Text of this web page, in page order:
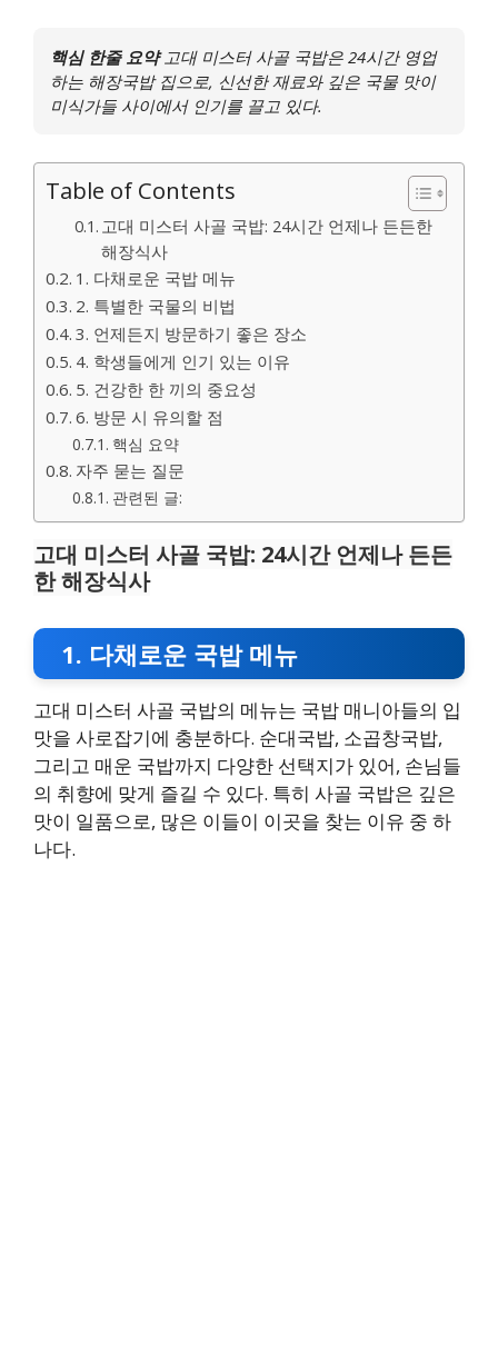
핵심 한줄 요약고대 미스터 사골 국밥은 24시간 영업
하는 해장국밥 집으로, 신선한 재료와 깊은 국물 맛이
미식가들 사이에서 인기를 끌고 있다.
Table of Contents
고대 미스터 사골 국밥: 24시간 언제나 든든한
해장식사
1. 다채로운 국밥 메뉴
2. 특별한 국물의 비법
3. 언제든지 방문하기 좋은 장소
4. 학생들에게 인기 있는 이유
5. 건강한 한 끼의 중요성
6. 방문 시 유의할 점
핵심 요약
자주 묻는 질문
관련된 글:
고대 미스터 사골 국밥: 24시간 언제나 든든
한 해장식사
1. 다채로운 국밥 메뉴
고대 미스터 사골 국밥의 메뉴는 국밥 매니아들의 입
맛을 사로잡기에 충분하다. 순대국밥, 소곱창국밥,
그리고 매운 국밥까지 다양한 선택지가 있어, 손님들
의 취향에 맞게 즐길 수 있다. 특히 사골 국밥은 깊은
맛이 일품으로, 많은 이들이 이곳을 찾는 이유 중 하
나다.